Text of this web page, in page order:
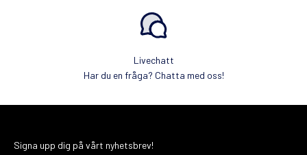
Livechatt
Har du en fråga? Chatta med oss!
Signa upp dig på vårt nyhetsbrev!